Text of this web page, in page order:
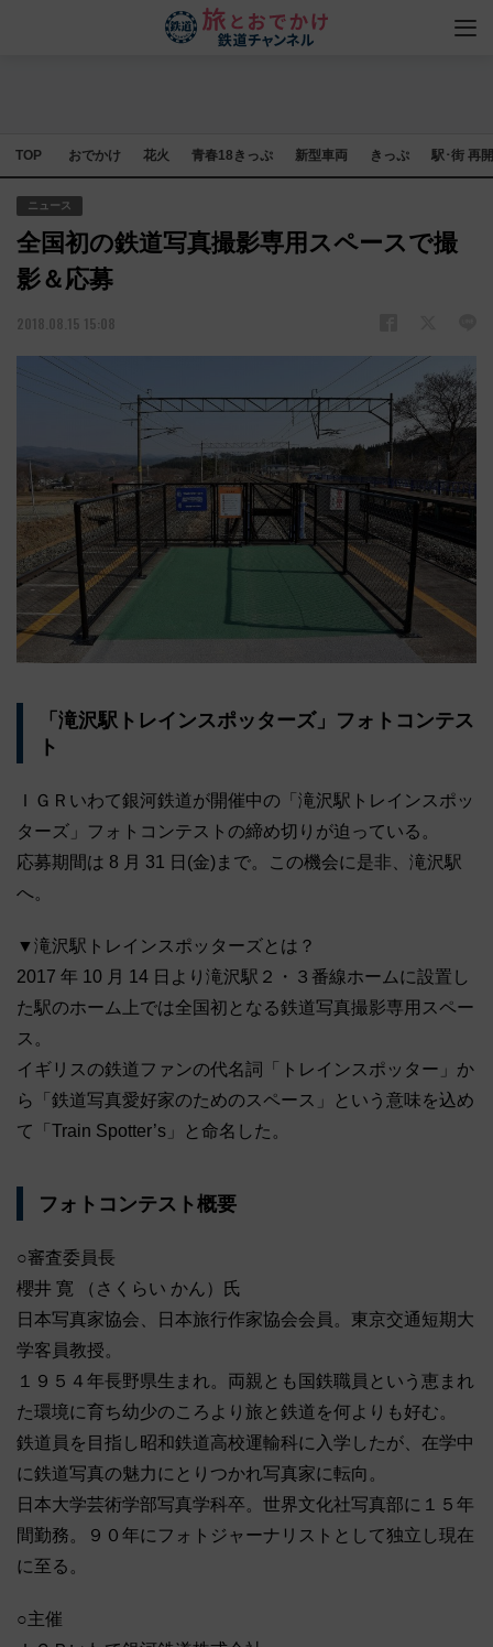
TOP おでかけ 花火 青春18きっぷ 新型車両 きっぷ 駅･街 再
ニュース
全国初の鉄道写真撮影専用スペースで撮
影＆応募
2018.08.15 15:08
「滝沢駅トレインスポッターズ」フォトコンテス
ト
ＩＧＲいわて銀河鉄道が開催中の「滝沢駅トレインスポッ
ターズ」フォトコンテストの締め切りが迫っている。
応募期間は 8 月 31 日(金)まで。この機会に是非、滝沢駅
へ。
▼滝沢駅トレインスポッターズとは？
2017 年 10 月 14 日より滝沢駅２・３番線ホームに設置し
た駅のホーム上では全国初となる鉄道写真撮影専用スペー
ス。
イギリスの鉄道ファンの代名詞「トレインスポッター」か
ら「鉄道写真愛好家のためのスペース」という意味を込め
て「Train Spotter’s」と命名した。
フォトコンテスト概要
○審査委員長
櫻井 寛 （さくらい かん）氏
日本写真家協会、日本旅行作家協会会員。東京交通短期大
学客員教授。
１９５４年長野県生まれ。両親とも国鉄職員という恵まれ
た環境に育ち幼少のころより旅と鉄道を何よりも好む。
鉄道員を目指し昭和鉄道高校運輸科に入学したが、在学中
に鉄道写真の魅力にとりつかれ写真家に転向。
日本大学芸術学部写真学科卒。世界文化社写真部に１５年
間勤務。９０年にフォトジャーナリストとして独立し現在
に至る。
○主催